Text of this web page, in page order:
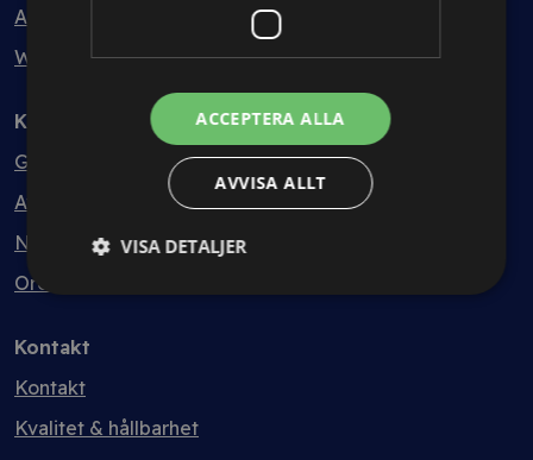
Abonnemang
Webbinarium
Kunskapsbank
Guider
Avtalsmallar
Nyheter
Ordlista
Kontakt
Kontakt
Kvalitet & hållbarhet
ACCEPTERA ALLA
AVVISA ALLT
VISA DETALJER